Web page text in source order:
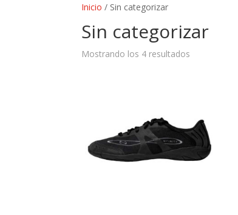
Inicio / Sin categorizar
Sin categorizar
Mostrando los 4 resultados